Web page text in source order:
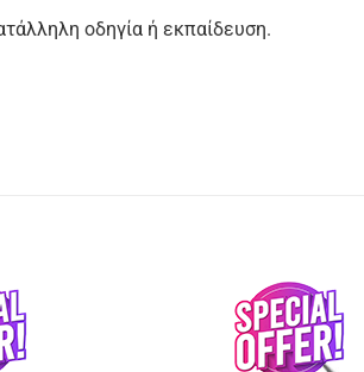
οδηγία ή εκπαίδευση.